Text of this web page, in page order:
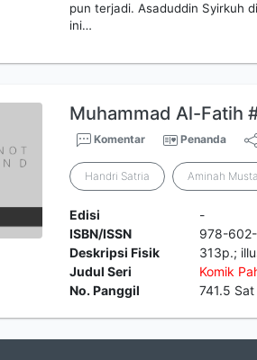
pun terjadi. Asaduddin Syirkuh
ini…
Muhammad Al-Fatih
Komentar Penanda
Handri Satria Aminah
Edisi
-
ISBN/ISSN
978-
Deskripsi Fisik
313p.;
Judul Seri
Komik
No. Panggil
741.5 Sat